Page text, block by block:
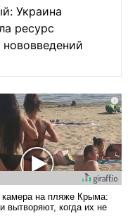
Украина
ресурс